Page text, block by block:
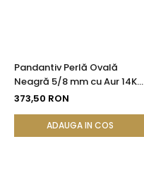
Pandantiv Perlă Ovală
Neagră 5/8 mm cu Aur 14K
(aur 585) | KASKADDA®
373,50 RON
ADAUGA IN COS